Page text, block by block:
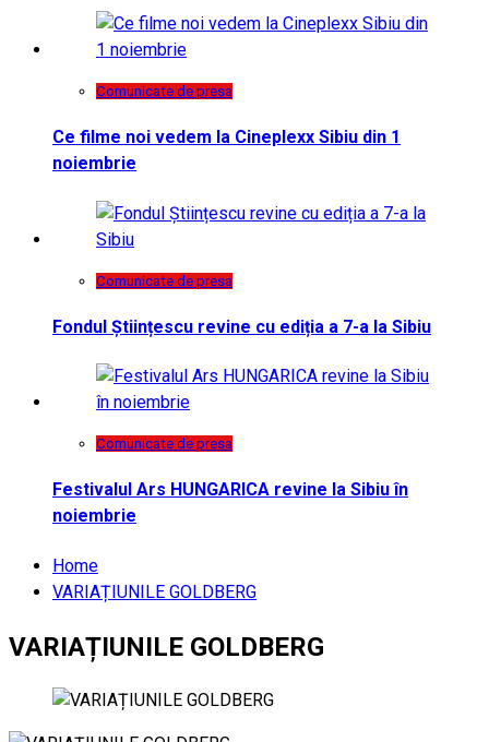
Comunicate de presa
Ce filme noi vedem la Cineplexx Sibiu din 1
noiembrie
Comunicate de presa
Fondul Științescu revine cu ediția a 7-a la Sibiu
Comunicate de presa
Festivalul Ars HUNGARICA revine la Sibiu în
noiembrie
Home
VARIAȚIUNILE GOLDBERG
VARIAȚIUNILE GOLDBERG